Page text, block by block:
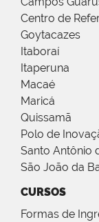
Centro de
Goytacazes
Itaboraí
Itaperuna
Macaé
Maricá
Quissamã
Polo de
Santo Antônio
São João da
CURSOS
Formas de